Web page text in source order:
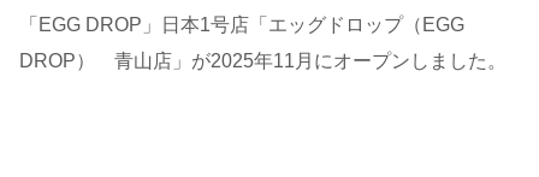
「EGG DROP」日本1号店「エッグドロップ（EGG
DROP） 青山店」が2025年11月にオープンしました。